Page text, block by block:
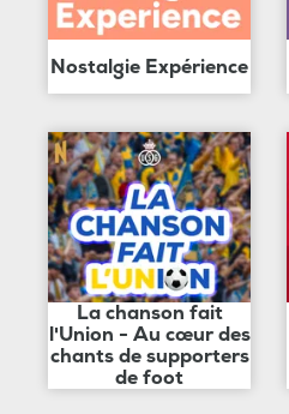
Nostalgie Expérience
La chanson fait
l'Union - Au cœur des
chants de supporters
de foot